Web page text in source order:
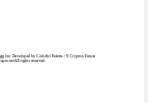
Inc. Developed by Colorful Palette / © Crypton Future
rights reserved.